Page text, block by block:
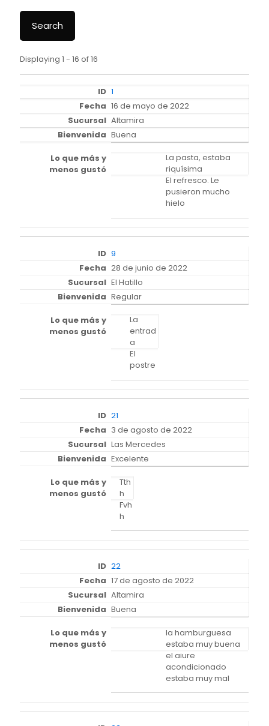
Displaying 1 - 16 of 16
t
r
i
1
16 de mayo de 2022
Altamira
Buena
La pasta, estaba
riquísima
El refresco. Le
pusieron mucho
hielo
9
28 de junio de 2022
El Hatillo
Regular
La
entrad
a
El
postre
21
3 de agosto de 2022
Las Mercedes
Excelente
Tth
h
Fvh
h
22
17 de agosto de 2022
Altamira
Buena
la hamburguesa
estaba muy buena
el aiure
acondicionado
estaba muy mal